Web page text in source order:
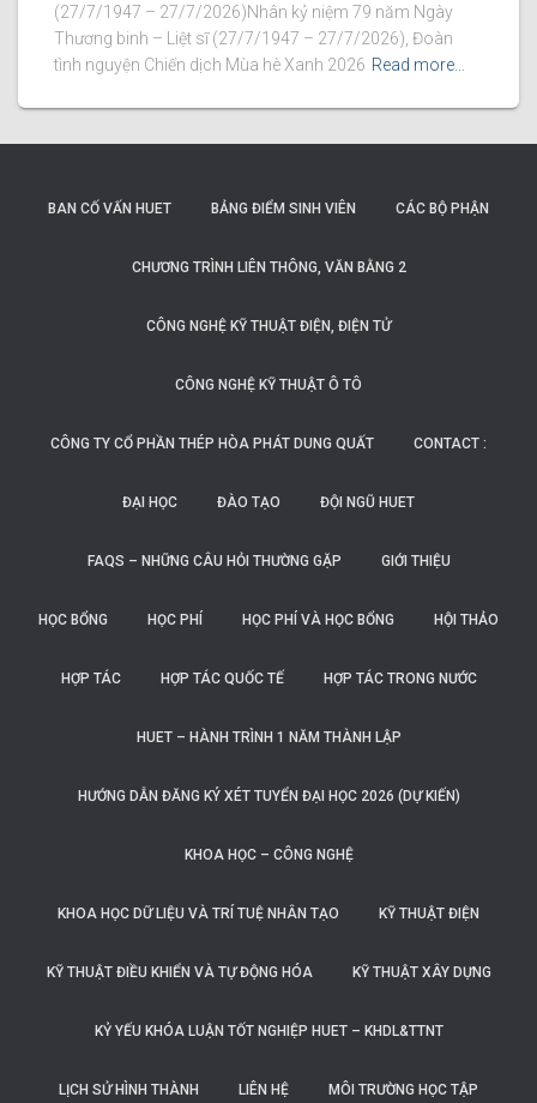
(27/7/1947 – 27/7/2026)Nhân kỷ niệm 79 năm Ngày
Thương binh – Liệt sĩ (27/7/1947 – 27/7/2026), Đoàn
tình nguyện Chiến dịch Mùa hè Xanh 2026 Read more…
BAN CỐ VẤN HUET BẢNG ĐIỂM SINH VIÊN CÁC BỘ PHẬN
CHƯƠNG TRÌNH LIÊN THÔNG, VĂN BẰNG 2
CÔNG NGHỆ KỸ THUẬT ĐIỆN, ĐIỆN TỬ
CÔNG NGHỆ KỸ THUẬT Ô TÔ
CÔNG TY CỔ PHẦN THÉP HÒA PHÁT DUNG QUẤT CONTACT :
ĐẠI HỌC ĐÀO TẠO ĐỘI NGŨ HUET
FAQS – NHỮNG CÂU HỎI THƯỜNG GẶP GIỚI THIỆU
HỌC BỔNG HỌC PHÍ HỌC PHÍ VÀ HỌC BỔNG HỘI THẢO
HỢP TÁC HỢP TÁC QUỐC TẾ HỢP TÁC TRONG NƯỚC
HUET – HÀNH TRÌNH 1 NĂM THÀNH LẬP
HƯỚNG DẪN ĐĂNG KÝ XÉT TUYỂN ĐẠI HỌC 2026 (DỰ KIẾN)
KHOA HỌC – CÔNG NGHỆ
KHOA HỌC DỮ LIỆU VÀ TRÍ TUỆ NHÂN TẠO KỸ THUẬT ĐIỆN
KỸ THUẬT ĐIỀU KHIỂN VÀ TỰ ĐỘNG HÓA KỸ THUẬT XÂY DỰNG
KỶ YẾU KHÓA LUẬN TỐT NGHIỆP HUET – KHDL&TTNT
LỊCH SỬ HÌNH THÀNH LIÊN HỆ MÔI TRƯỜNG HỌC TẬP